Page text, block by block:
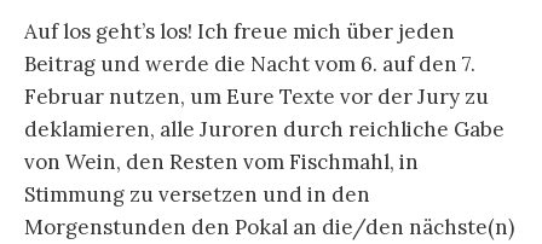
Auf los geht’s los! Ich freue mich über jeden
Beitrag und werde die Nacht vom 6. auf den 7.
Februar nutzen, um Eure Texte vor der Jury zu
deklamieren, alle Juroren durch reichliche Gabe
von Wein, den Resten vom Fischmahl, in
Stimmung zu versetzen und in den
Morgenstunden den Pokal an die/den nächste(n)